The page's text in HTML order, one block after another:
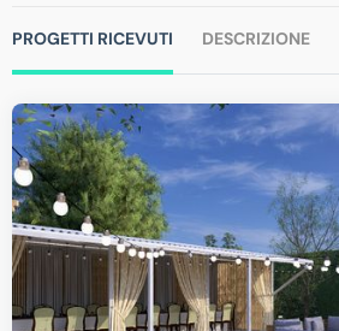
PROGETTI RICEVUTI DESCRIZIONE